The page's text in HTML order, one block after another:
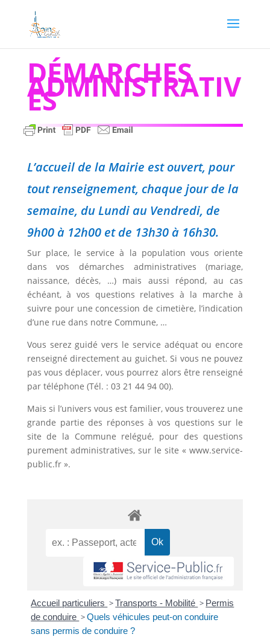
DÉMARCHES
ADMINISTRATIV
ES
L’accueil de la Mairie est ouvert, pour
tout renseignement, chaque jour de la
semaine, du Lundi au Vendredi, de
9h00 à 12h00 et de 13h30 à 16h30.
Sur place, le service à la population vous oriente
dans vos démarches administratives (mariage,
naissance, décès, …) mais aussi répond, au cas
échéant, à vos questions relatives à la marche à
suivre pour une concession de cimetière, l’indication
d’une rue dans notre Commune, …
Vous serez guidé vers le service adéquat ou encore
renseigné directement au guichet. Si vous ne pouvez
pas vous déplacer, vous pourrez alors être renseigné
par téléphone (Tél. : 03 21 44 94 00).
Mais si l’univers vous est familier, vous trouverez une
grande partie des réponses à vos questions sur le
site de la Commune relégué, pour des questions
purement administratives, sur le site « www.service-
public.fr ».
Accueil particuliers >Transports - Mobilité > Permis
de conduire >Quels véhicules peut-on conduire
sans permis de conduire ?